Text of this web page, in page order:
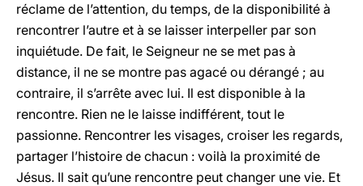
réclame de l’attention, du temps, de la disponibilité à
rencontrer l’autre et à se laisser interpeller par son
inquiétude. De fait, le Seigneur ne se met pas à
distance, il ne se montre pas agacé ou dérangé ; au
contraire, il s’arrête avec lui. Il est disponible à la
rencontre. Rien ne le laisse indifférent, tout le
passionne. Rencontrer les visages, croiser les regards,
partager l’histoire de chacun : voilà la proximité de
Jésus. Il sait qu’une rencontre peut changer une vie. Et